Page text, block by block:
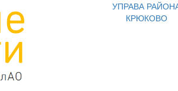
УПРАВА
КРЮКОВО